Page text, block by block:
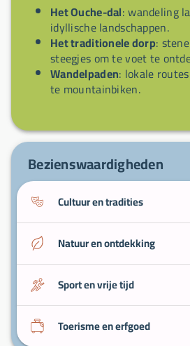
Het Ouche-dal: wandeling
idyllische landschappen.
Het traditionele dorp:
steegjes om te voet te
Wandelpaden: lokale
te mountainbiken.
Nabij de wijngaarden van
Bezienswaardigheden
Cultuur en tradities
Natuur en ontdekking
Sport en vrije tijd
Toerisme en erfgoed